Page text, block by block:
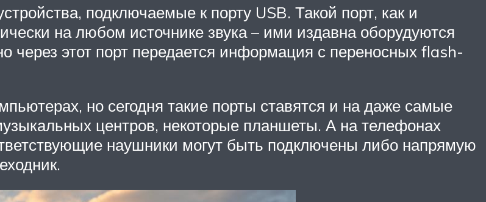
подключаемые к порту USB. Такой порт, как и
на любом источнике звука – ими издавна оборудуются
через этот порт передается информация с переносных flash-
но сегодня такие порты ставятся и на даже самые
центров, некоторые планшеты. А на телефонах
наушники могут быть подключены либо напрямую